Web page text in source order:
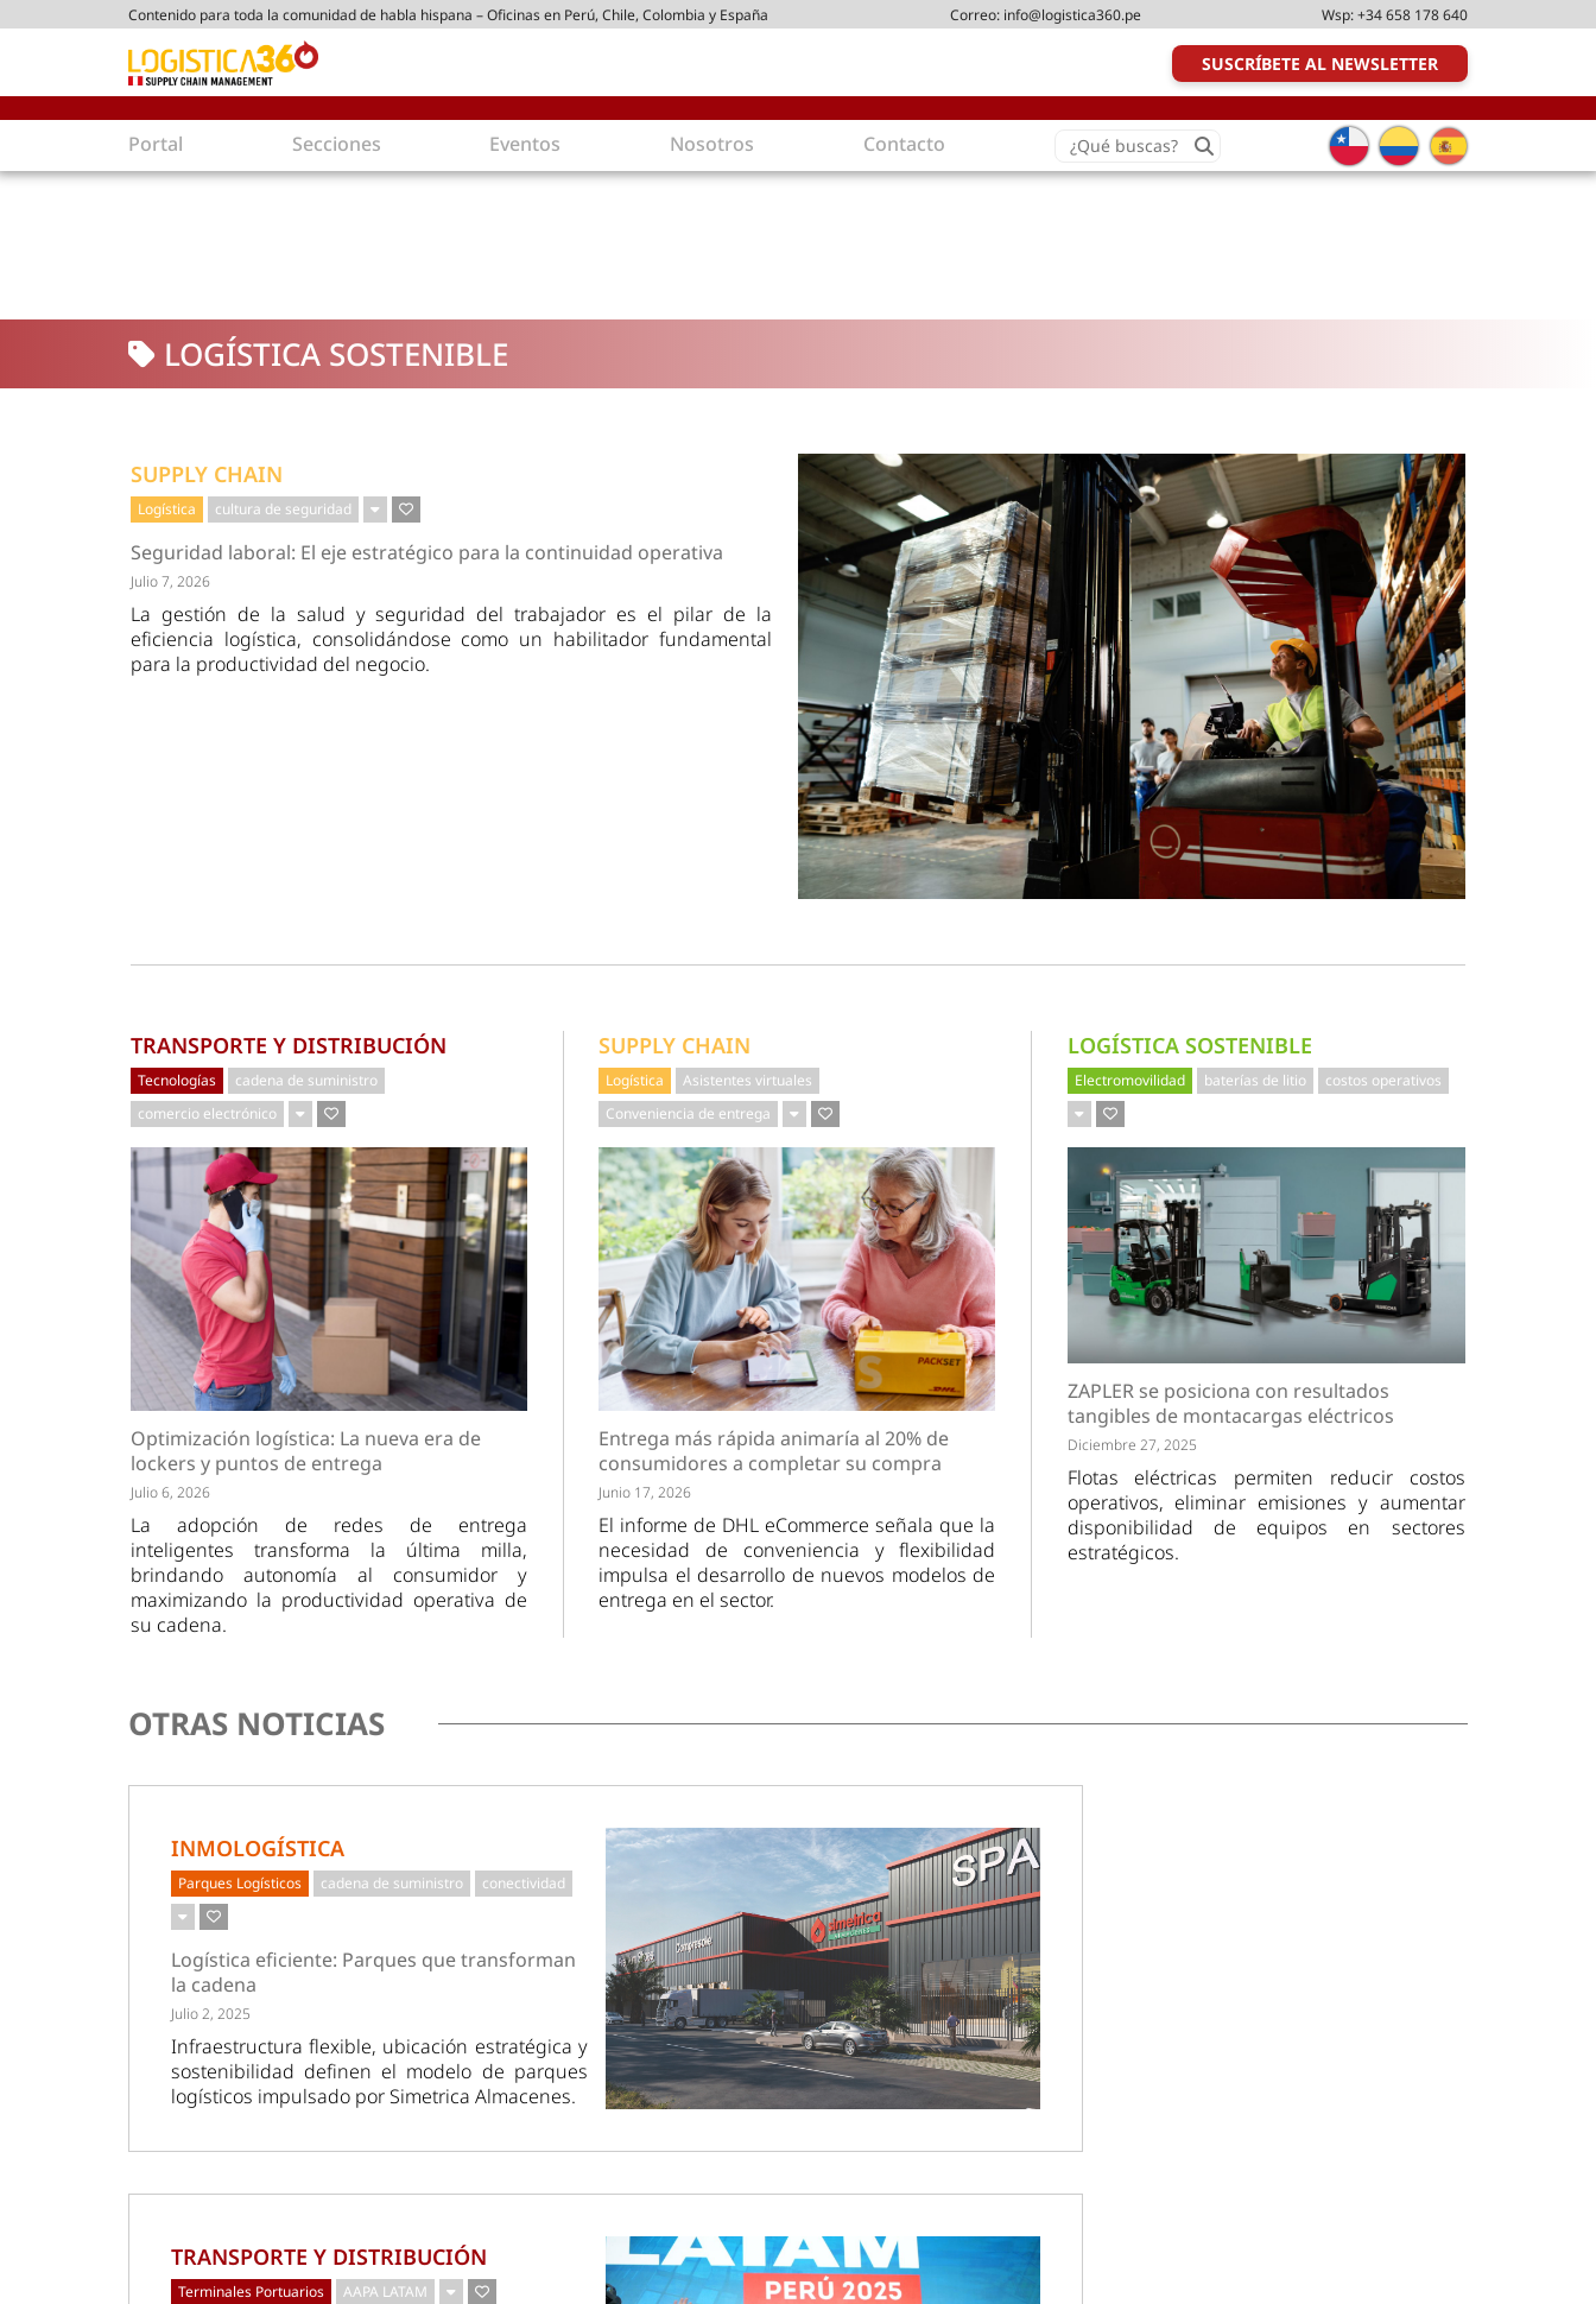
Contenido para toda la comunidad de habla hispana – Oficinas en Perú, Chile, Colombia y España Correo: info@logistica360.pe Wsp:+34 658 178 640
SUSCRÍBETE AL NEWSLETTER
Portal Secciones
Comercio Exterior Logística Sostenible
Customer Experience
Tecnologías
Tendencias
Estrategias
Actualidad
Eventos Nosotros Contacto Search
for:
LOGÍSTICA SOSTENIBLE
SUPPLY CHAIN
Logística cultura de seguridad
Seguridad laboral: El eje estratégico para la continuidad operativa
Julio 7, 2026
La gestión de la salud y seguridad del trabajador es el pilar de la
eficiencia logística, consolidándose como un habilitador fundamental
para la productividad del negocio.
TRANSPORTE Y DISTRIBUCIÓN
Tecnologías
cadena de suministro
comercio electrónico
Optimización logística: La nueva era de
lockers y puntos de entrega
Julio 6, 2026
La adopción de redes de entrega
inteligentes transforma la última milla,
brindando autonomía al consumidor y
maximizando la productividad operativa de
su cadena.
SUPPLY CHAIN
Logística
Asistentes virtuales
Conveniencia de entrega
Entrega más rápida animaría al 20% de
consumidores a completar su compra
Junio 17, 2026
El informe de DHL eCommerce señala que la
necesidad de conveniencia y flexibilidad
impulsa el desarrollo de nuevos modelos de
entrega en el sector.
LOGÍSTICA SOSTENIBLE
Electromovilidad baterías de litio costos operativos
ZAPLER se posiciona con resultados
tangibles de montacargas eléctricos
Diciembre 27, 2025
Flotas eléctricas permiten reducir costos
operativos, eliminar emisiones y aumentar
disponibilidad de equipos en sectores
estratégicos.
OTRAS NOTICIAS
INMOLOGÍSTICA
Parques Logísticos cadena de suministro conectividad
Logística eficiente: Parques que transforman
la cadena
Julio 2, 2025
Infraestructura flexible, ubicación estratégica y
sostenibilidad definen el modelo de parques
logísticos impulsado por Simetrica Almacenes.
TRANSPORTE Y DISTRIBUCIÓN
Terminales Portuarios AAPA LATAM